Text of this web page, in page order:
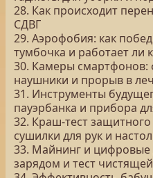
28. Как происходит
СДВГ
29. Аэрофобия: как
тумбочка и работает ли
30. Камеры смартфонов:
наушники и прорыв в
31. Инструменты
пауэрбанка и прибора
32. Краш-тест
сушилки для рук и
33. Майнинг и цифровые
зарядом и тест